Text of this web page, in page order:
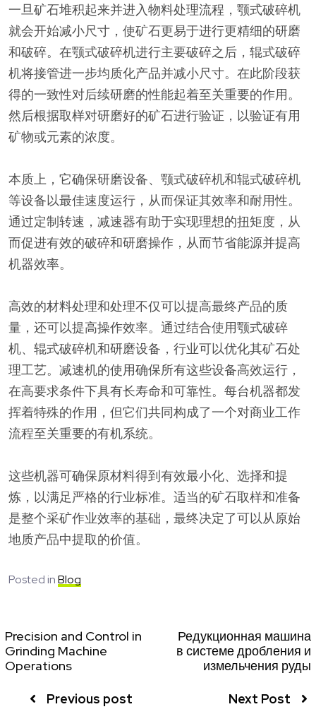
一旦矿石堆积起来并进入物料处理流程，颚式破碎机
就会开始减小尺寸，使矿石更易于进行更精细的研磨
和破碎。在颚式破碎机进行主要破碎之后，辊式破碎
机将接管进一步均质化产品并减小尺寸。在此阶段获
得的一致性对后续研磨的性能起着至关重要的作用。
然后根据取样对研磨好的矿石进行验证，以验证有用
矿物或元素的浓度。
本质上，它确保研磨设备、颚式破碎机和辊式破碎机
等设备以最佳速度运行，从而保证其效率和耐用性。
通过定制转速，减速器有助于实现理想的扭矩度，从
而促进有效的破碎和研磨操作，从而节省能源并提高
机器效率。
高效的材料处理和处理不仅可以提高最终产品的质
量，还可以提高操作效率。通过结合使用颚式破碎
机、辊式破碎机和研磨设备，行业可以优化其矿石处
理工艺。减速机的使用确保所有这些设备高效运行，
在高要求条件下具有长寿命和可靠性。每台机器都发
挥着特殊的作用，但它们共同构成了一个对商业工作
流程至关重要的有机系统。
这些机器可确保原材料得到有效最小化、选择和提
炼，以满足严格的行业标准。适当的矿石取样和准备
是整个采矿作业效率的基础，最终决定了可以从原始
地质产品中提取的价值。
Posted inBlog
Precision and Control in
Grinding Machine
Operations
Previous post
Редукционная машина
в системе дробления и
измельчения руды
Next Post